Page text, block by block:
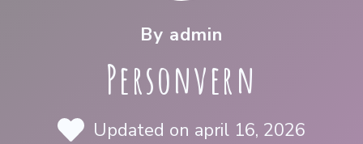
By admin
Personvern
Updated on april 16, 2026